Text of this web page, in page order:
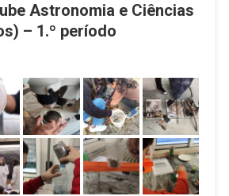
Astronomia e Ciências
– 1.º período